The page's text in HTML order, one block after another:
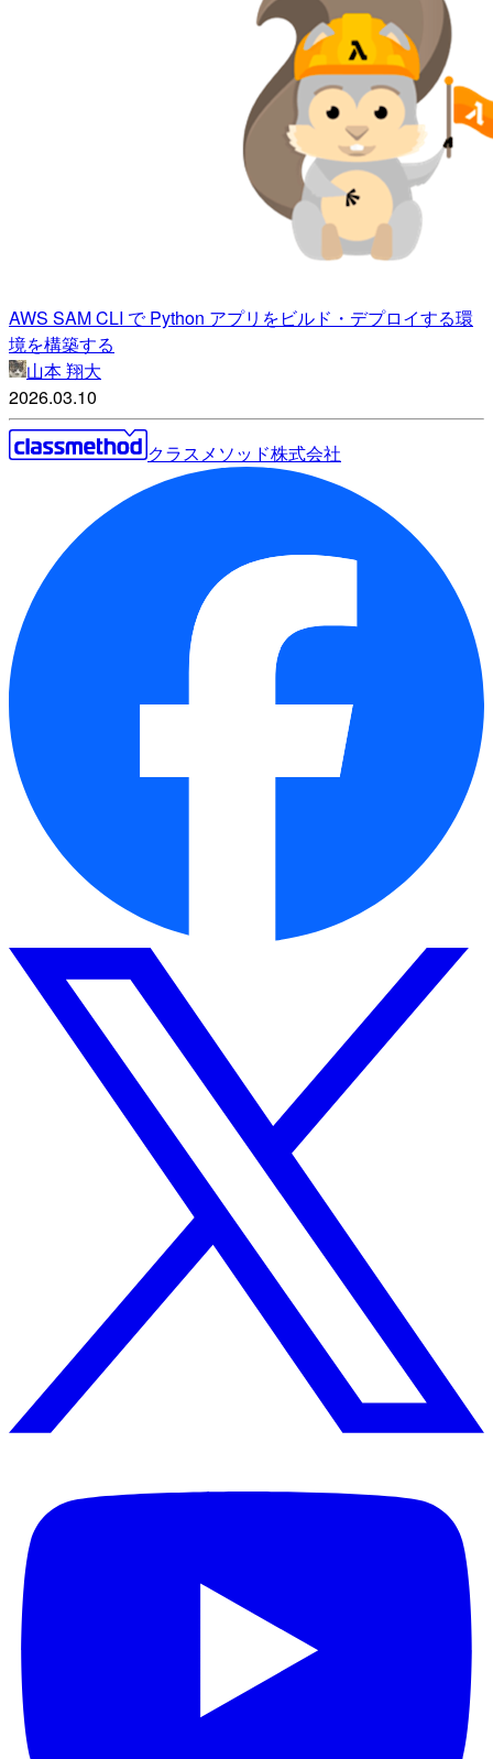
AWS SAM CLI で Python アプリをビルド・デプロイする環
境を構築する
山本 翔大
2026.03.10
クラスメソッド株式会社